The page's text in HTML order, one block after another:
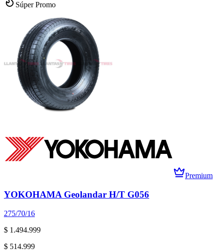
Súper Promo
Premium
YOKOHAMA Geolandar H/T G056
275/70/16
$ 1.494.999
$ 514.999